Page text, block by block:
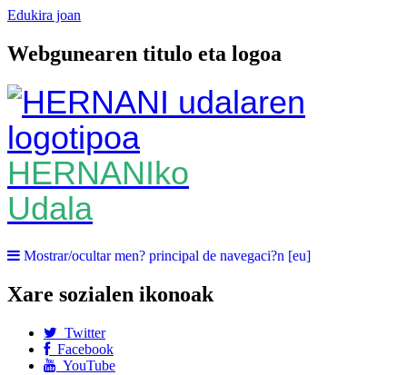
Edukira joan
Webgunearen titulo eta logoa
HERNANIko
Udala
Mostrar/ocultar men? principal de navegaci?n [eu]
Xare sozialen ikonoak
Twitter
Facebook
YouTube